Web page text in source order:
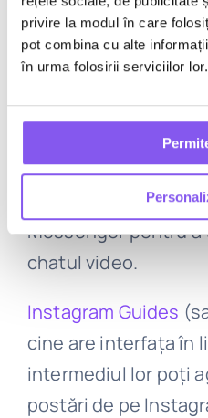
privire la modul în care
pot combina cu alte
în urma folosirii serviciilor lor.
conectată.
Utilizatorii de
de chat direct din
sunt găzduite în
în timp ce poți crea
Instagram, va trebui
Messenger pentru a
chatul video.
Instagram Guides
cine are interfața în
intermediul lor poți
postări de pe